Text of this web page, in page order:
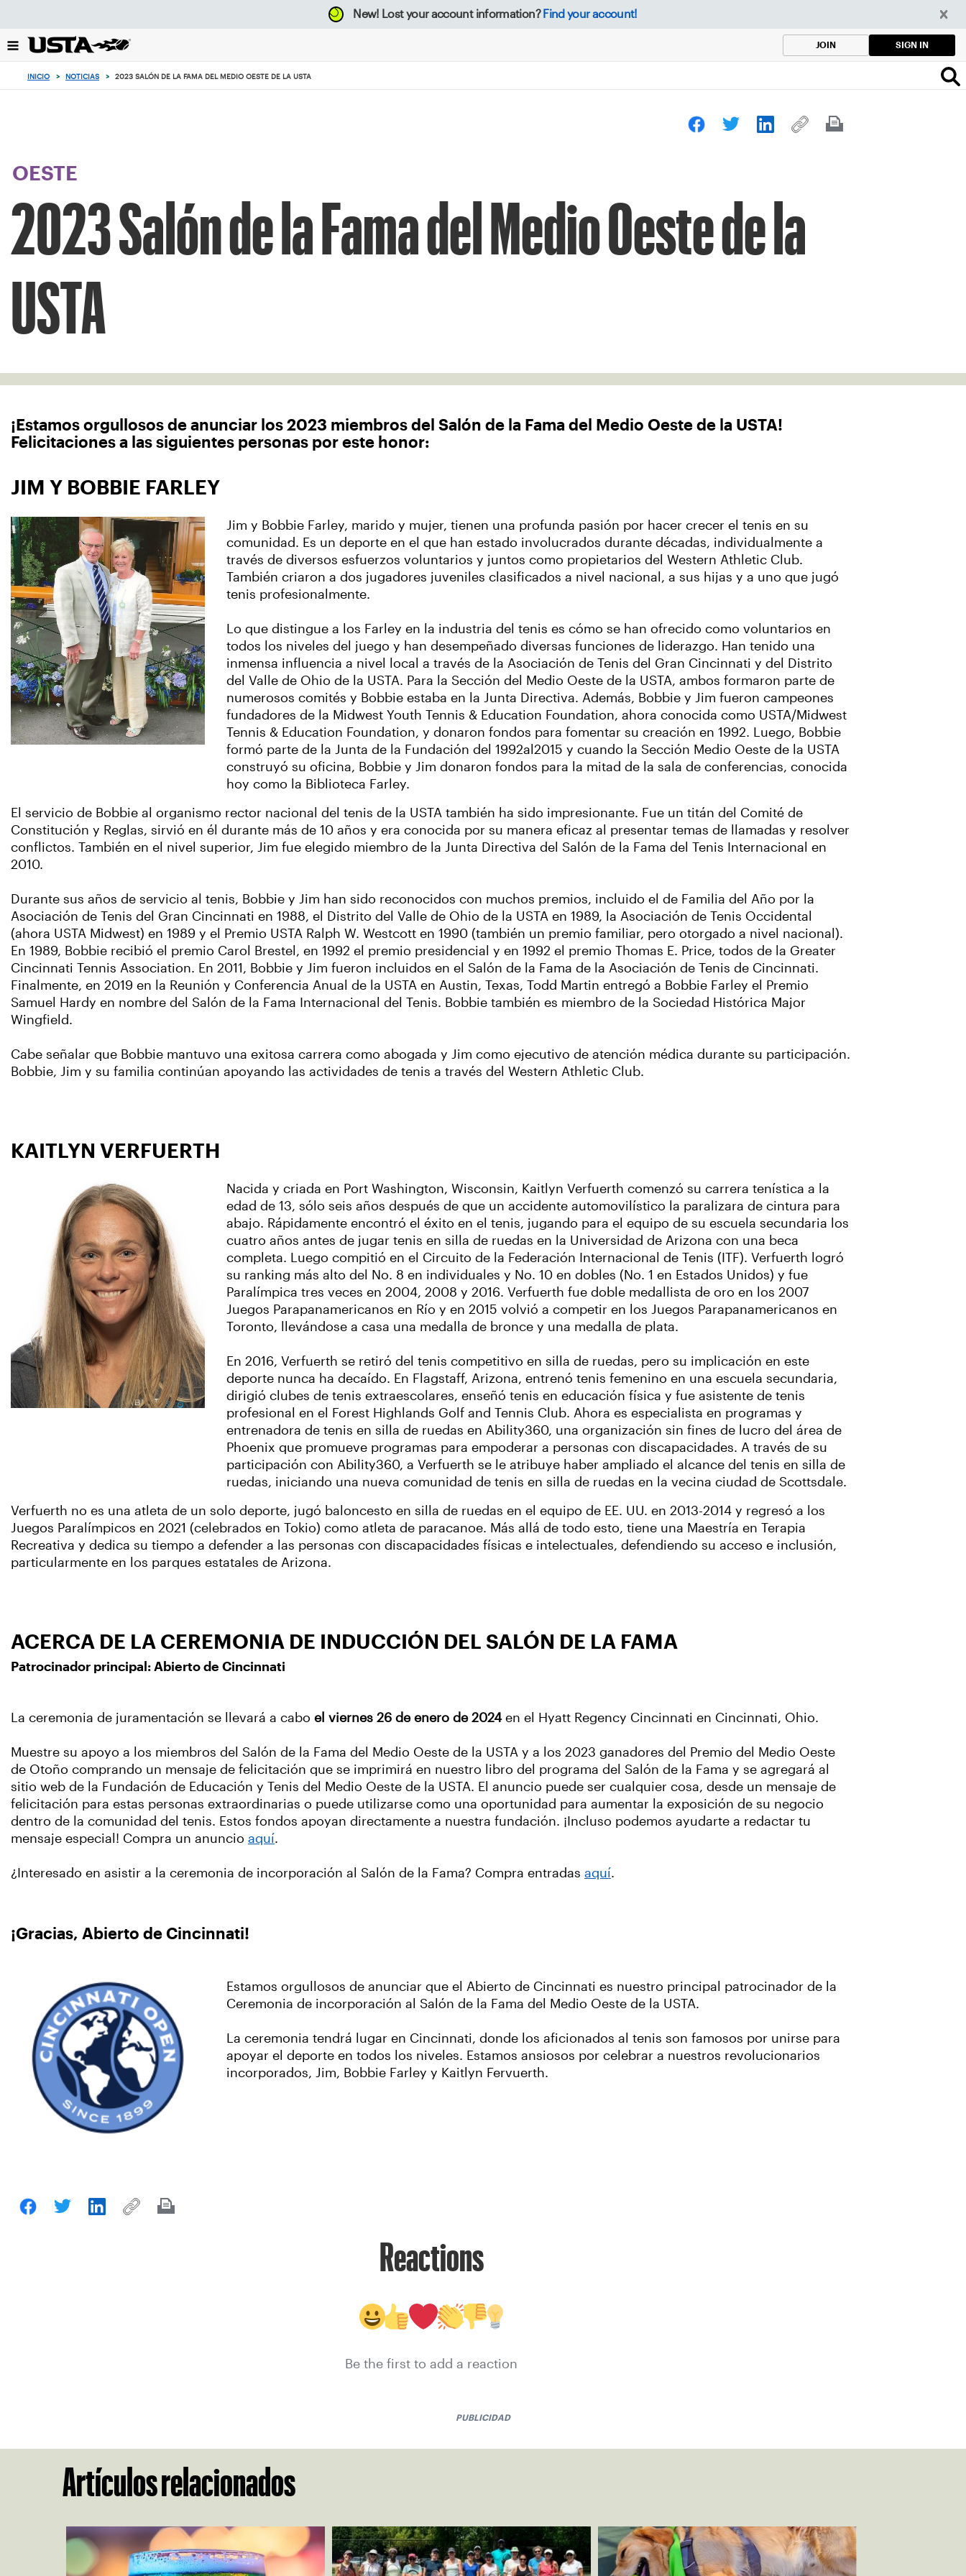
el
botón
New! Lost your account information? Find your account!
JOIN SIGN IN
INICIO > NOTICIAS > 2023 SALÓN DE LA FAMA DEL MEDIO OESTE DE LA USTA
OESTE
2023 Salón de la Fama del Medio Oeste de la
USTA
¡Estamos orgullosos de anunciar los 2023 miembros del Salón de la Fama del Medio Oeste de la USTA!
Felicitaciones a las siguientes personas por este honor:
JIM Y BOBBIE FARLEY
Jim y Bobbie Farley, marido y mujer, tienen una profunda pasión por hacer crecer el tenis en su
comunidad. Es un deporte en el que han estado involucrados durante décadas, individualmente a
través de diversos esfuerzos voluntarios y juntos como propietarios del Western Athletic Club.
También criaron a dos jugadores juveniles clasificados a nivel nacional, a sus hijas y a uno que jugó
tenis profesionalmente.
Lo que distingue a los Farley en la industria del tenis es cómo se han ofrecido como voluntarios en
todos los niveles del juego y han desempeñado diversas funciones de liderazgo. Han tenido una
inmensa influencia a nivel local a través de la Asociación de Tenis del Gran Cincinnati y del Distrito
del Valle de Ohio de la USTA. Para la Sección del Medio Oeste de la USTA, ambos formaron parte de
numerosos comités y Bobbie estaba en la Junta Directiva. Además, Bobbie y Jim fueron campeones
fundadores de la Midwest Youth Tennis & Education Foundation, ahora conocida como USTA/Midwest
Tennis & Education Foundation, y donaron fondos para fomentar su creación en 1992. Luego, Bobbie
formó parte de la Junta de la Fundación del 1992al2015 y cuando la Sección Medio Oeste de la USTA
construyó su oficina, Bobbie y Jim donaron fondos para la mitad de la sala de conferencias, conocida
hoy como la Biblioteca Farley.
El servicio de Bobbie al organismo rector nacional del tenis de la USTA también ha sido impresionante. Fue un titán del Comité de
Constitución y Reglas, sirvió en él durante más de 10 años y era conocida por su manera eficaz al presentar temas de llamadas y resolver
conflictos. También en el nivel superior, Jim fue elegido miembro de la Junta Directiva del Salón de la Fama del Tenis Internacional en
2010.
Durante sus años de servicio al tenis, Bobbie y Jim han sido reconocidos con muchos premios, incluido el de Familia del Año por la
Asociación de Tenis del Gran Cincinnati en 1988, el Distrito del Valle de Ohio de la USTA en 1989, la Asociación de Tenis Occidental
(ahora USTA Midwest) en 1989 y el Premio USTA Ralph W. Westcott en 1990 (también un premio familiar, pero otorgado a nivel nacional).
En 1989, Bobbie recibió el premio Carol Brestel, en 1992 el premio presidencial y en 1992 el premio Thomas E. Price, todos de la Greater
Cincinnati Tennis Association. En 2011, Bobbie y Jim fueron incluidos en el Salón de la Fama de la Asociación de Tenis de Cincinnati.
Finalmente, en 2019 en la Reunión y Conferencia Anual de la USTA en Austin, Texas, Todd Martin entregó a Bobbie Farley el Premio
Samuel Hardy en nombre del Salón de la Fama Internacional del Tenis. Bobbie también es miembro de la Sociedad Histórica Major
Wingfield.
Cabe señalar que Bobbie mantuvo una exitosa carrera como abogada y Jim como ejecutivo de atención médica durante su participación.
Bobbie, Jim y su familia continúan apoyando las actividades de tenis a través del Western Athletic Club.
KAITLYN VERFUERTH
Nacida y criada en Port Washington, Wisconsin, Kaitlyn Verfuerth comenzó su carrera tenística a la
edad de 13, sólo seis años después de que un accidente automovilístico la paralizara de cintura para
abajo. Rápidamente encontró el éxito en el tenis, jugando para el equipo de su escuela secundaria los
cuatro años antes de jugar tenis en silla de ruedas en la Universidad de Arizona con una beca
completa. Luego compitió en el Circuito de la Federación Internacional de Tenis (ITF). Verfuerth logró
su ranking más alto del No. 8 en individuales y No. 10 en dobles (No. 1 en Estados Unidos) y fue
Paralímpica tres veces en 2004, 2008 y 2016. Verfuerth fue doble medallista de oro en los 2007
Juegos Parapanamericanos en Río y en 2015 volvió a competir en los Juegos Parapanamericanos en
Toronto, llevándose a casa una medalla de bronce y una medalla de plata.
En 2016, Verfuerth se retiró del tenis competitivo en silla de ruedas, pero su implicación en este
deporte nunca ha decaído. En Flagstaff, Arizona, entrenó tenis femenino en una escuela secundaria,
dirigió clubes de tenis extraescolares, enseñó tenis en educación física y fue asistente de tenis
profesional en el Forest Highlands Golf and Tennis Club. Ahora es especialista en programas y
entrenadora de tenis en silla de ruedas en Ability360, una organización sin fines de lucro del área de
Phoenix que promueve programas para empoderar a personas con discapacidades. A través de su
participación con Ability360, a Verfuerth se le atribuye haber ampliado el alcance del tenis en silla de
ruedas, iniciando una nueva comunidad de tenis en silla de ruedas en la vecina ciudad de Scottsdale.
Verfuerth no es una atleta de un solo deporte, jugó baloncesto en silla de ruedas en el equipo de EE. UU. en 2013-2014 y regresó a los
Juegos Paralímpicos en 2021 (celebrados en Tokio) como atleta de paracanoe. Más allá de todo esto, tiene una Maestría en Terapia
Recreativa y dedica su tiempo a defender a las personas con discapacidades físicas e intelectuales, defendiendo su acceso e inclusión,
particularmente en los parques estatales de Arizona.
ACERCA DE LA CEREMONIA DE INDUCCIÓN DEL SALÓN DE LA FAMA
Patrocinador principal: Abierto de Cincinnati
La ceremonia de juramentación se llevará a cabo el viernes 26 de enero de 2024en el Hyatt Regency Cincinnati en Cincinnati, Ohio.
Muestre su apoyo a los miembros del Salón de la Fama del Medio Oeste de la USTA y a los 2023 ganadores del Premio del Medio Oeste
de Otoño comprando un mensaje de felicitación que se imprimirá en nuestro libro del programa del Salón de la Fama y se agregará al
sitio web de la Fundación de Educación y Tenis del Medio Oeste de la USTA. El anuncio puede ser cualquier cosa, desde un mensaje de
felicitación para estas personas extraordinarias o puede utilizarse como una oportunidad para aumentar la exposición de su negocio
dentro de la comunidad del tenis. Estos fondos apoyan directamente a nuestra fundación. ¡Incluso podemos ayudarte a redactar tu
mensaje especial! Compra un anuncio aquí.
¿Interesado en asistir a la ceremonia de incorporación al Salón de la Fama? Compra entradas aquí.
¡Gracias, Abierto de Cincinnati!
Estamos orgullosos de anunciar que el Abierto de Cincinnati es nuestro principal patrocinador de la
Ceremonia de incorporación al Salón de la Fama del Medio Oeste de la USTA.
La ceremonia tendrá lugar en Cincinnati, donde los aficionados al tenis son famosos por unirse para
apoyar el deporte en todos los niveles. Estamos ansiosos por celebrar a nuestros revolucionarios
incorporados, Jim, Bobbie Farley y Kaitlyn Fervuerth.
Reactions
Be the first to add a reaction
PUBLICIDAD
Artículos relacionados